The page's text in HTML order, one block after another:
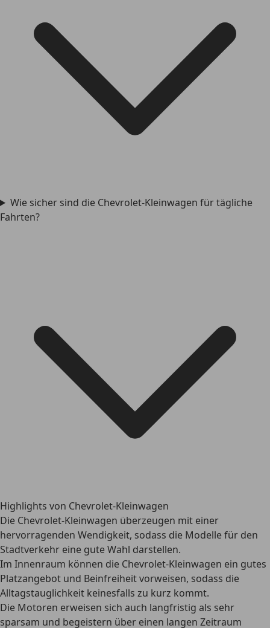
Wie sicher sind die Chevrolet-Kleinwagen für tägliche
Fahrten?
Highlights von Chevrolet-Kleinwagen
Die Chevrolet-Kleinwagen überzeugen mit einer
hervorragenden Wendigkeit, sodass die Modelle für den
Stadtverkehr eine gute Wahl darstellen.
Im Innenraum können die Chevrolet-Kleinwagen ein gutes
Platzangebot und Beinfreiheit vorweisen, sodass die
Alltagstauglichkeit keinesfalls zu kurz kommt.
Die Motoren erweisen sich auch langfristig als sehr
sparsam und begeistern über einen langen Zeitraum